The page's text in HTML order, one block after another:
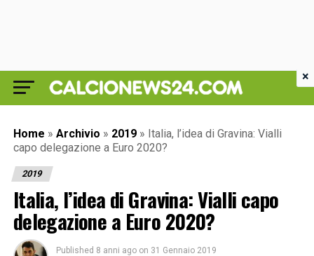
Home » Archivio » 2019 » Italia, l’idea di Gravina: Vialli
capo delegazione a Euro 2020?
2019
Italia, l’idea di Gravina: Vialli capo
delegazione a Euro 2020?
Published 8 anni ago on 31 Gennaio 2019
×